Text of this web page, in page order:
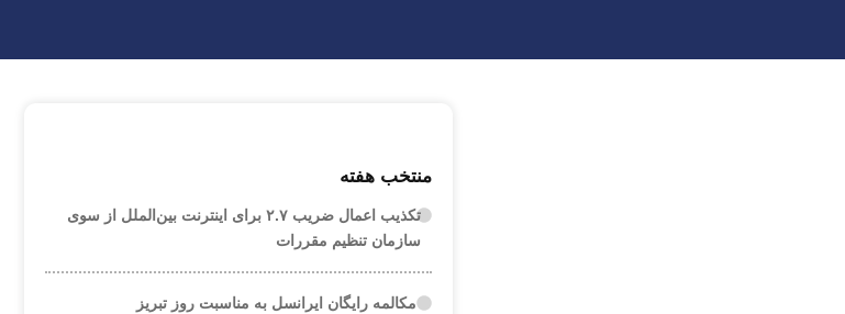
منتخب هفته
تکذیب اعمال ضریب ۲.۷ برای اینترنت بین‌الملل از سوی
سازمان تنظیم مقررات
مکالمه رایگان ایرانسل به مناسبت روز تبریز